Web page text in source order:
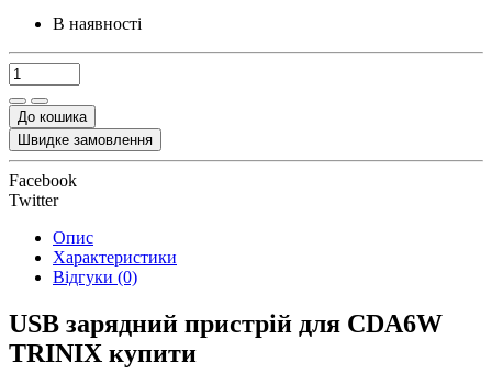
В наявності
До кошика
Швидке замовлення
Facebook
Twitter
Опис
Характеристики
Відгуки (0)
USB зарядний пристрій для CDA6W
TRINIX купити